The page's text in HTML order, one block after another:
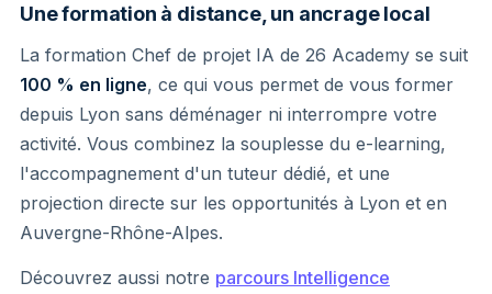
Une formation à distance, un ancrage local
La formation Chef de projet IA de 26 Academy se suit
100 % en ligne, ce qui vous permet de vous former
depuis Lyon sans déménager ni interrompre votre
activité. Vous combinez la souplesse du e-learning,
l'accompagnement d'un tuteur dédié, et une
projection directe sur les opportunités à Lyon et en
Auvergne-Rhône-Alpes.
Découvrez aussi notre parcours Intelligence